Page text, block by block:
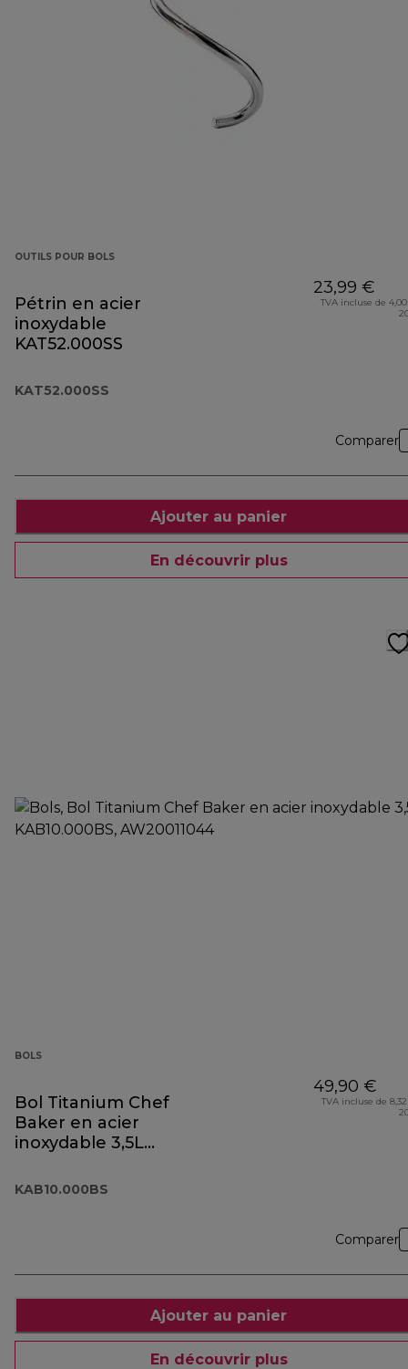
OUTILS POUR BOLS
Pétrin en acier
inoxydable
KAT52.000SS
KAT52.000SS
23,99 €
TVA incluse de
Comparer
Ajouter au panier
En découvrir plus
BOLS
Bol Titanium Chef
Baker en acier
inoxydable 3,5L
KAB10.000BS
49,90 €
TVA incluse de
Comparer
Ajouter au panier
En découvrir plus